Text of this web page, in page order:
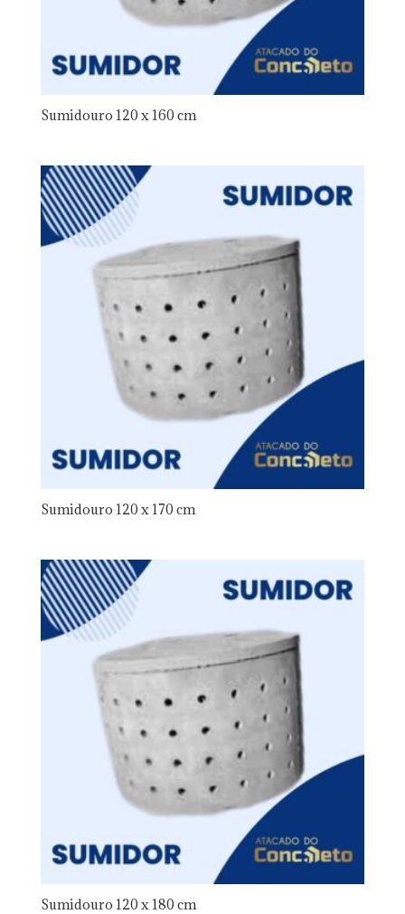
Sumidouro 120 x 160 cm
Sumidouro 120 x 170 cm
Sumidouro 120 x 180 cm